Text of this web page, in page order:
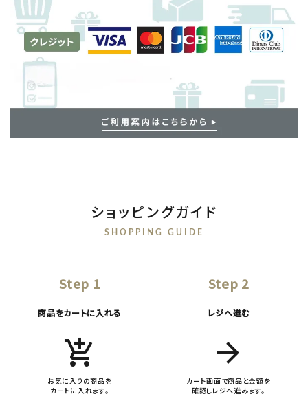
ショッピングガイド
SHOPPING GUIDE
Step 1
商品をカートに入れる
add_shopping_cart
お気に入りの商品を
カートに入れます。
Step 2
レジへ進む
arrow_forward
カート画面で商品と金額を
確認しレジへ進みます。